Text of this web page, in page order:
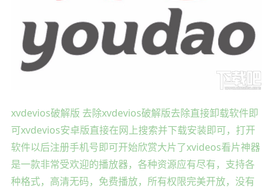
xvdevios破解版 去除xvdevios破解版去除直接卸载软件即
可xvdevios安卓版直接在网上搜索并下载安装即可，打开
软件以后注册手机号即可开始欣赏大片了xvideos看片神器
是一款非常受欢迎的播放器，各种资源应有尽有，支持各
种格式，高清无码，免费播放，所有权限完美开放，没有